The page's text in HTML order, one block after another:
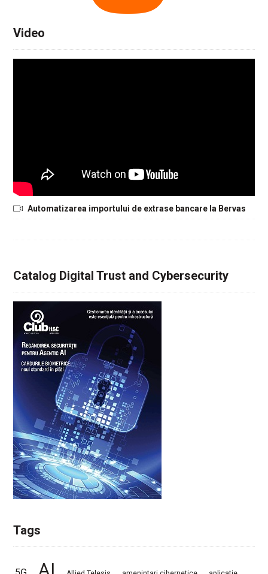
Video
Automatizarea importului de extrase bancare la Bervas
Catalog Digital Trust and Cybersecurity
Tags
AI